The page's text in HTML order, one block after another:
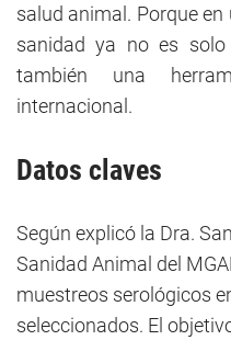
salud animal. Porque
sanidad ya no es
también una
internacional.
Datos claves
Según explicó la Dra.
Sanidad Animal del
muestreos serológicos
seleccionados. El